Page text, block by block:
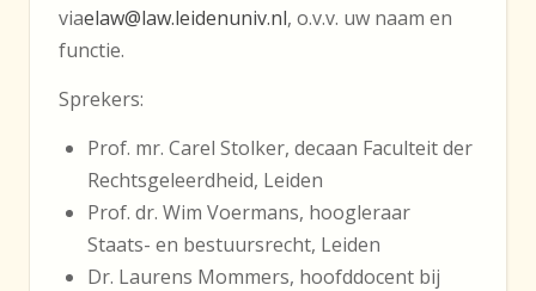
viaelaw@law.leidenuniv.nl, o.v.v. uw naam en
functie.
Sprekers:
Prof. mr. Carel Stolker, decaan Faculteit der
Rechtsgeleerdheid, Leiden
Prof. dr. Wim Voermans, hoogleraar
Staats- en bestuursrecht, Leiden
Dr. Laurens Mommers, hoofddocent bij